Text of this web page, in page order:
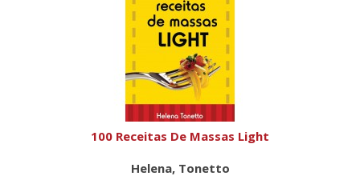
100 Receitas De Massas Light
Helena, Tonetto